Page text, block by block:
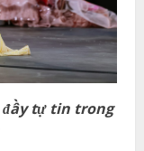
đầytự tintrong